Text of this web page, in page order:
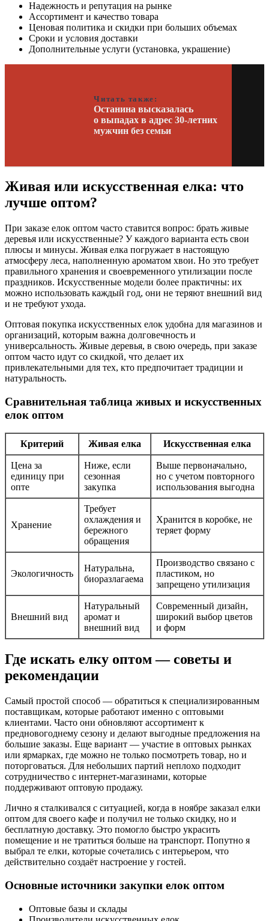
Надежность и репутация на рынке
Ассортимент и качество товара
Ценовая политика и скидки при больших объемах
Сроки и условия доставки
Дополнительные услуги (установка, украшение)
Читать также:
Останина высказалась
о выпадах в адрес 30-летних
мужчин без семьи
Живая или искусственная елка: что
лучше оптом?
При заказе елок оптом часто ставится вопрос: брать живые
деревья или искусственные? У каждого варианта есть свои
плюсы и минусы. Живая елка погружает в настоящую
атмосферу леса, наполненную ароматом хвои. Но это требует
правильного хранения и своевременного утилизации после
праздников. Искусственные модели более практичны: их
можно использовать каждый год, они не теряют внешний вид
и не требуют ухода.
Оптовая покупка искусственных елок удобна для магазинов и
организаций, которым важна долговечность и
универсальность. Живые деревья, в свою очередь, при заказе
оптом часто идут со скидкой, что делает их
привлекательными для тех, кто предпочитает традиции и
натуральность.
Сравнительная таблица живых и искусственных
елок оптом
Критерий Живая елка Искусственная елка
Цена за
единицу при
опте
Ниже, если
сезонная
закупка
Выше первоначально,
но с учетом повторного
использования выгодна
Хранение
Требует
охлаждения и
бережного
обращения
Хранится в коробке, не
теряет форму
Экологичность
Натуральна,
биоразлагаема
Производство связано с
пластиком, но
запрещено утилизация
Внешний вид
Натуральный
аромат и
внешний вид
Современный дизайн,
широкий выбор цветов
и форм
Где искать елку оптом — советы и
рекомендации
Самый простой способ — обратиться к специализированным
поставщикам, которые работают именно с оптовыми
клиентами. Часто они обновляют ассортимент к
предновогоднему сезону и делают выгодные предложения на
большие заказы. Еще вариант — участие в оптовых рынках
или ярмарках, где можно не только посмотреть товар, но и
поторговаться. Для небольших партий неплохо подходит
сотрудничество с интернет-магазинами, которые
поддерживают оптовую продажу.
Лично я сталкивался с ситуацией, когда в ноябре заказал елки
оптом для своего кафе и получил не только скидку, но и
бесплатную доставку. Это помогло быстро украсить
помещение и не тратиться больше на транспорт. Попутно я
выбрал те елки, которые сочетались с интерьером, что
действительно создаёт настроение у гостей.
Основные источники закупки елок оптом
Оптовые базы и склады